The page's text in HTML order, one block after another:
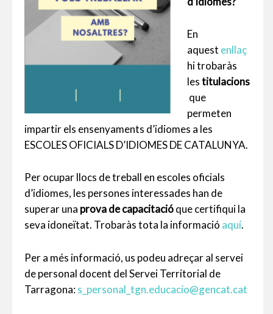
En
aquest enllaç
hi trobaràs
lestitulacions
que
permeten
impartir els ensenyaments d’idiomes a les
ESCOLES OFICIALS D’IDIOMES DE CATALUNYA.
Per ocupar llocs de treball en escoles oficials
d’idiomes, les persones interessades han de
superar una prova de capacitacióque certifiqui la
seva idoneïtat. Trobaràs tota la informació aquí.
Per a més informació, us podeu adreçar al servei
de personal docent del Servei Territorial de
Tarragona:s_personal_tgn.educacio@gencat.cat